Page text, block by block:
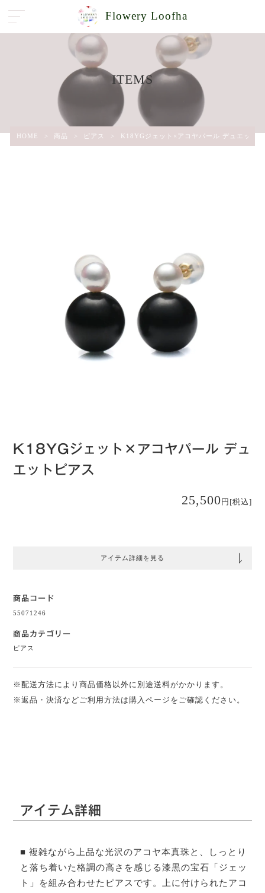
Flowery Loofha
ITEMS
HOME > 商品 > ピアス > K18YGジェット×アコヤパール デュエット
K18YGジェット×アコヤパール デュ
エットピアス
25,500円 [税込]
アイテム詳細を見る
商品コード
55071246
商品カテゴリー
ピアス
※配送方法により商品価格以外に別途送料がかかります。
※返品・決済などご利用方法は購入ページをご確認ください。
アイテム詳細
■ 複雑ながら上品な光沢のアコヤ本真珠と、しっとり
と落ち着いた格調の高さを感じる漆黒の宝石「ジェッ
ト」を組み合わせたピアスです。上に付けられたアコ